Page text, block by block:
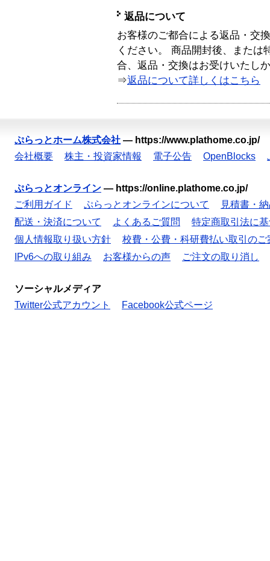
返品について
お客様のご都合による返品・交
ください。 商品開封後、または
合、返品・交換はお受けいたし
⇒返品について詳しくはこちら
ぷらっとホーム株式会社 — https://www.plathome.co.jp/
会社概要
株主・投資家情報 電子公告 OpenBlocks
ぷらっとオンライン — https://online.plathome.co.jp/
ご利用ガイド
ぷらっとオンラインについて
見積書・
配送・決済について
よくあるご質問
特定商取引法に
個人情報取り扱い方針
校費・公費・科研費払い取引のご
IPv6への取り組み
お客様からの声 ご注文の取り消し
ソーシャルメディア
Twitter公式アカウント
Facebook公式ページ